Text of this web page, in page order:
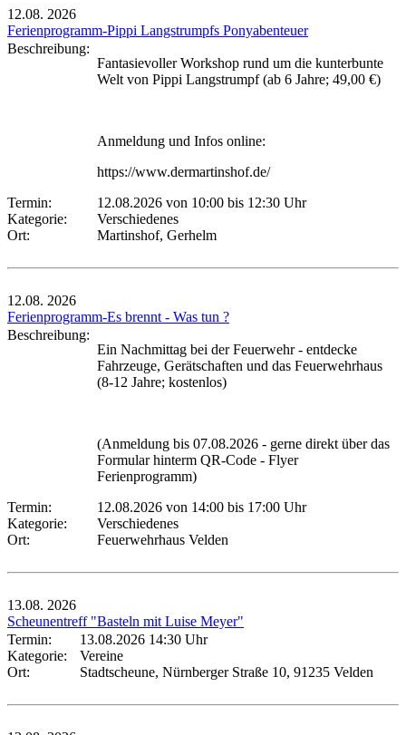
12.08. 2026
Ferienprogramm-Pippi Langstrumpfs Ponyabenteuer
Beschreibung:
Fantasievoller Workshop rund um die kunterbunte
Welt von Pippi Langstrumpf (ab 6 Jahre; 49,00 €)
Anmeldung und Infos online:
https://www.dermartinshof.de/
Termin:
12.08.2026 von 10:00 bis 12:30 Uhr
Kategorie:
Verschiedenes
Ort:
Martinshof, Gerhelm
12.08. 2026
Ferienprogramm-Es brennt - Was tun ?
Beschreibung:
Ein Nachmittag bei der Feuerwehr - entdecke
Fahrzeuge, Gerätschaften und das Feuerwehrhaus
(8-12 Jahre; kostenlos)
(Anmeldung bis 07.08.2026 - gerne direkt über das
Formular hinterm QR-Code - Flyer
Ferienprogramm)
Termin:
12.08.2026 von 14:00 bis 17:00 Uhr
Kategorie:
Verschiedenes
Ort:
Feuerwehrhaus Velden
13.08. 2026
Scheunentreff "Basteln mit Luise Meyer"
Termin:
13.08.2026 14:30 Uhr
Kategorie:
Vereine
Ort:
Stadtscheune, Nürnberger Straße 10, 91235 Velden